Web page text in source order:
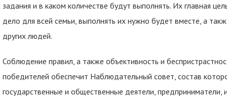
задания и в каком количестве будут выполнять. Их главная
дело для всей семьи, выполнять их нужно будет вместе, а
других людей.
Соблюдение правил, а также объективность и
победителей обеспечит Наблюдательный совет, состав
государственные и общественные деятели, предприниматели,